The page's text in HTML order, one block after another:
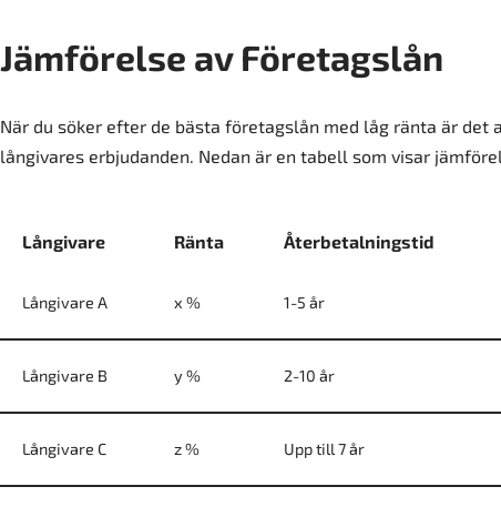
Jämförelse av Företagslån
När du söker efter de bästa företagslån med låg ränta är det
långivares erbjudanden. Nedan är en tabell som visar
Långivare Ränta Återbetalningstid
Långivare A x % 1-5 år
Långivare B y % 2-10 år
Långivare C z % Upp till 7 år